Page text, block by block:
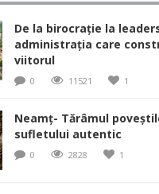
De la birocrație la
administrația care
viitorul
0 11521 1
Neamț- Tărâmul
sufletului autentic
0 2828 1